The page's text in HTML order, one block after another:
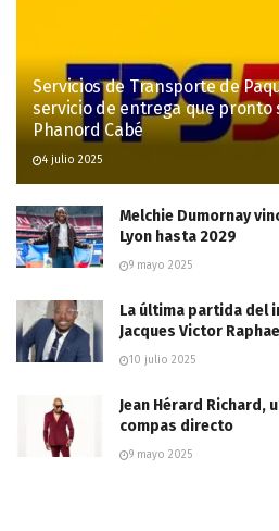
Servicios de Transporte de
servicio de entrega que pronto
Phanord Cabé
4 julio 2025
Melchie Dumornay
Lyon hasta 2029
9 mayo 2025
La última partida del
Jacques Victor
10 julio 2025
Jean Hérard Richard,
compas directo
9 mayo 2025